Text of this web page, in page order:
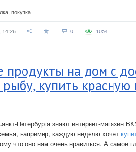
покупка
14:26 0 1054
продукты на дом с
купить красную
Петербурга знают интернет-магазин
например, каждую неделю хочет
что оно нам очень нравиться. А самое